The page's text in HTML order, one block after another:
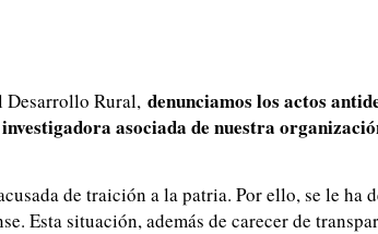
Desarrollo Rural, denunciamos los actos
asociada de nuestra
de traición a la patria. Por ello, se le ha
Esta situación, además de carecer de